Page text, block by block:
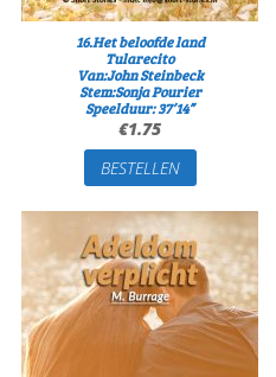
16.Het beloofde land
Tularecito
Van:John Steinbeck
Stem:Sonja Pourier
Speelduur: 37’14”
€1.75
BESTELLEN